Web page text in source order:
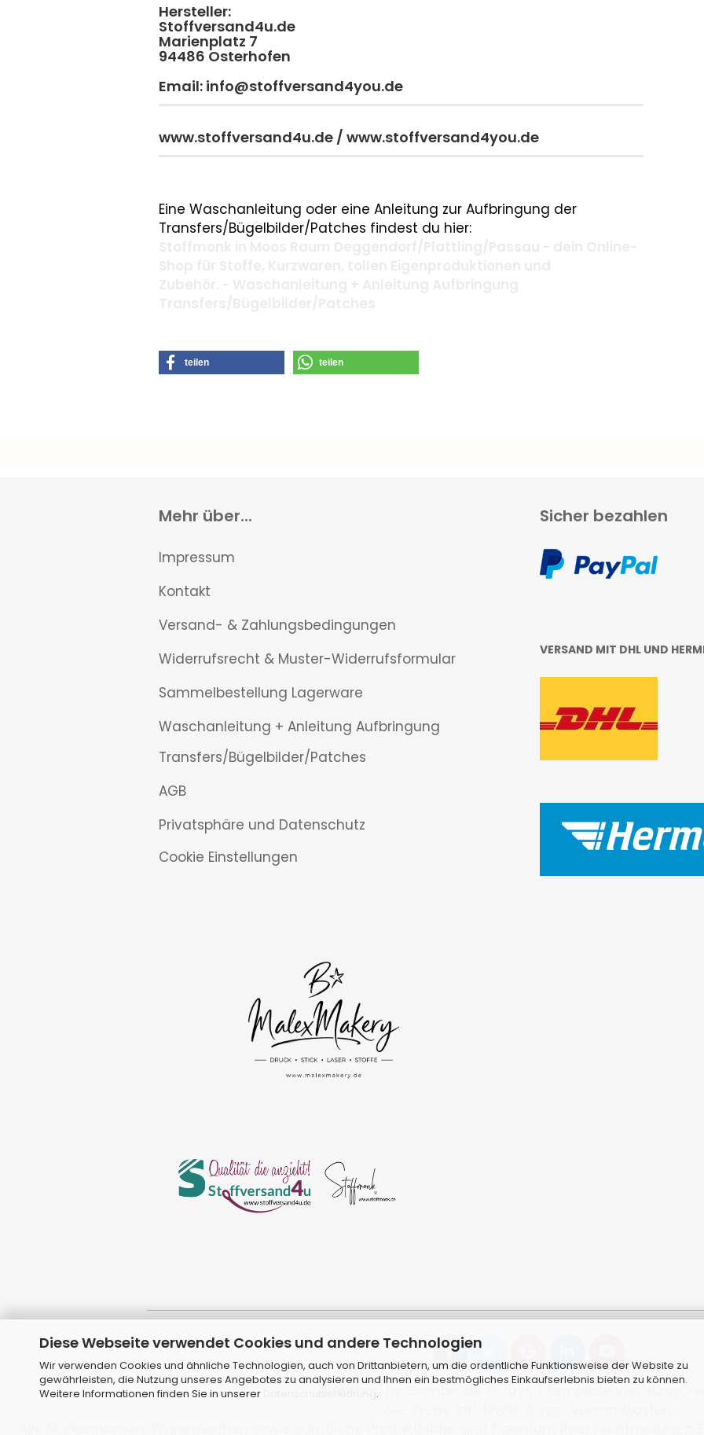
Diese Webseite verwendet Cookies und andere Technologien
Wir verwenden Cookies und ähnliche Technologien, auch von Drittanbietern, um die ordentliche Funktionsweise der Website zu
gewährleisten, die Nutzung unseres Angebotes zu analysieren und Ihnen ein bestmögliches Einkaufserlebnis bieten zu können.
Weitere Informationen finden Sie in unserer
.
Hersteller:
Stoffversand4u.de
Marienplatz 7
94486 Osterhofen
Email: info@stoffversand4you.de
www.stoffversand4u.de / www.stoffversand4you.de
Eine Waschanleitung oder eine Anleitung zur Aufbringung der
Transfers/Bügelbilder/Patches findest du hier:
teilen teilen
Mehr über...
Impressum
Kontakt
Versand- & Zahlungsbedingungen
Widerrufsrecht & Muster-Widerrufsformular
Sammelbestellung Lagerware
Waschanleitung + Anleitung Aufbringung
Transfers/Bügelbilder/Patches
AGB
Privatsphäre und Datenschutz
Cookie Einstellungen
Sicher bezahlen
VERSAND MIT DHL UND
Webshop by Gambio.de © 2026 | Template von